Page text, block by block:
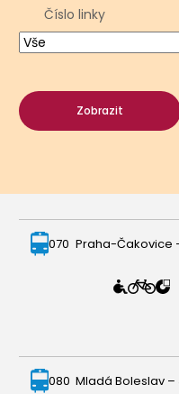
Číslo linky
Zobrazit
070 Praha-Čakovice
080 Mladá Boleslav –